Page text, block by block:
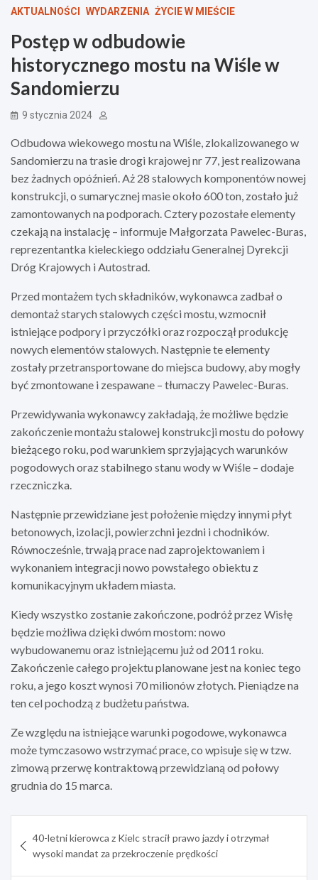
AKTUALNOŚCI WYDARZENIA ŻYCIE W MIEŚCIE
Postęp w odbudowie
historycznego mostu na Wiśle w
Sandomierzu
9 stycznia 2024
Odbudowa wiekowego mostu na Wiśle, zlokalizowanego w
Sandomierzu na trasie drogi krajowej nr 77, jest realizowana
bez żadnych opóźnień. Aż 28 stalowych komponentów nowej
konstrukcji, o sumarycznej masie około 600 ton, zostało już
zamontowanych na podporach. Cztery pozostałe elementy
czekają na instalację – informuje Małgorzata Pawelec-Buras,
reprezentantka kieleckiego oddziału Generalnej Dyrekcji
Dróg Krajowych i Autostrad.
Przed montażem tych składników, wykonawca zadbał o
demontaż starych stalowych części mostu, wzmocnił
istniejące podpory i przyczółki oraz rozpoczął produkcję
nowych elementów stalowych. Następnie te elementy
zostały przetransportowane do miejsca budowy, aby mogły
być zmontowane i zespawane – tłumaczy Pawelec-Buras.
Przewidywania wykonawcy zakładają, że możliwe będzie
zakończenie montażu stalowej konstrukcji mostu do połowy
bieżącego roku, pod warunkiem sprzyjających warunków
pogodowych oraz stabilnego stanu wody w Wiśle – dodaje
rzeczniczka.
Następnie przewidziane jest położenie między innymi płyt
betonowych, izolacji, powierzchni jezdni i chodników.
Równocześnie, trwają prace nad zaprojektowaniem i
wykonaniem integracji nowo powstałego obiektu z
komunikacyjnym układem miasta.
Kiedy wszystko zostanie zakończone, podróż przez Wisłę
będzie możliwa dzięki dwóm mostom: nowo
wybudowanemu oraz istniejącemu już od 2011 roku.
Zakończenie całego projektu planowane jest na koniec tego
roku, a jego koszt wynosi 70 milionów złotych. Pieniądze na
ten cel pochodzą z budżetu państwa.
Ze względu na istniejące warunki pogodowe, wykonawca
może tymczasowo wstrzymać prace, co wpisuje się w tzw.
zimową przerwę kontraktową przewidzianą od połowy
grudnia do 15 marca.
wpisu
40-letni kierowca z Kielc stracił prawo jazdy i otrzymał
wysoki mandat za przekroczenie prędkości